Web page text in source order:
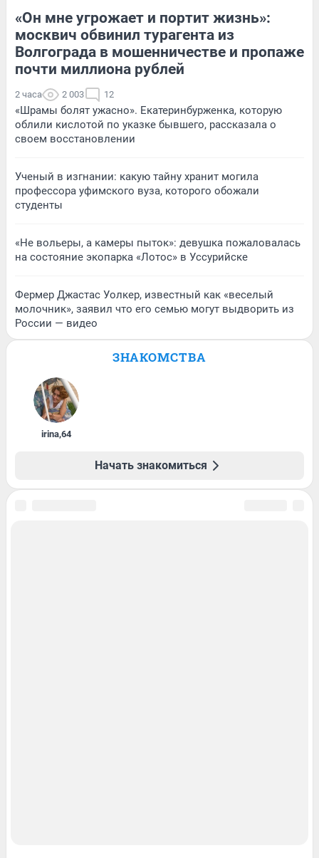
«Он мне угрожает и портит жизнь»:
москвич обвинил турагента из
Волгограда в мошенничестве и пропаже
почти миллиона рублей
2 часа 2 003 12
«Шрамы болят ужасно». Екатеринбурженка, которую
облили кислотой по указке бывшего, рассказала о
своем восстановлении
Ученый в изгнании: какую тайну хранит могила
профессора уфимского вуза, которого обожали
студенты
«Не вольеры, а камеры пыток»: девушка пожаловалась
на состояние экопарка «Лотос» в Уссурийске
Фермер Джастас Уолкер, известный как «веселый
молочник», заявил что его семью могут выдворить из
России — видео
ЗНАКОМСТВА
irina,64
Начать знакомиться